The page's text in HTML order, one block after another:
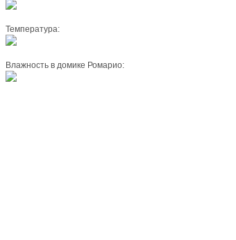
Температура:
Влажность в домике Ромарио: